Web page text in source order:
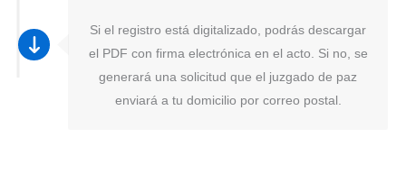
Si el registro está digitalizado, podrás descargar
el PDF con firma electrónica en el acto. Si no, se
generará una solicitud que el juzgado de paz
enviará a tu domicilio por correo postal.